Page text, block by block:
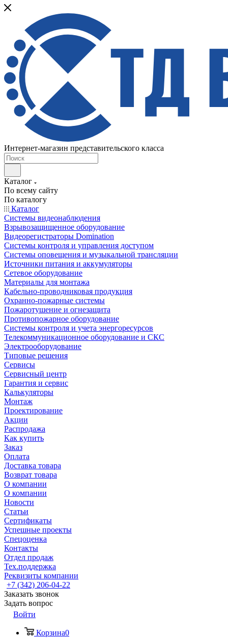
Интернет-магазин представительского класса
Каталог
По всему сайту
По каталогу
Каталог
Системы видеонаблюдения
Взрывозащищенное оборудование
Видеорегистраторы Domination
Системы контроля и управления доступом
Системы оповещения и музыкальной трансляции
Источники питания и аккумуляторы
Сетевое оборудование
Материалы для монтажа
Кабельно-проводниковая продукция
Охранно-пожарные системы
Пожаротушение и огнезащита
Противопожарное оборудование
Системы контроля и учета энергоресурсов
Телекоммуникационное оборудование и СКС
Электрооборудование
Типовые решения
Сервисы
Сервисный центр
Гарантия и сервис
Калькуляторы
Монтаж
Проектирование
Акции
Распродажа
Как купить
Заказ
Оплата
Доставка товара
Возврат товара
О компании
О компании
Новости
Статьи
Сертификаты
Успешные проекты
Спецоценка
Контакты
Отдел продаж
Тех.поддержка
Реквизиты компании
+7 (342) 206-04-22
Заказать звонок
Задать вопрос
Войти
Корзина0